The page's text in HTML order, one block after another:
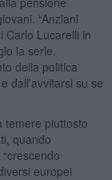
“Anziani
Carlo Lucarelli in
la serie.
della politica
dall’avvitarsi su se
temere piuttosto
quando
europei